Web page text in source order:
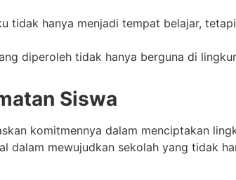
tidak hanya menjadi tempat belajar,
diperoleh tidak hanya berguna di
Siswa
komitmennya dalam menciptakan
dalam mewujudkan sekolah yang tidak